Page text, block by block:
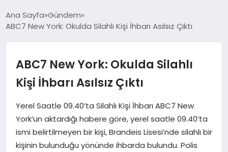
YAŞAM
EKONOMI
GÜNDEM
MAGAZIN
Ana Sayfa Gündem
ABC7 New York: Okulda Silahlı Kişi İhbarı Asılsız Çıktı
ABC7 New York: Okulda Silahlı
Kişi İhbarı Asılsız Çıktı
Yerel Saatle 09.40’ta Silahlı Kişi İhbarı ABC7 New
York’un aktardığı habere göre, yerel saatle 09.40’ta
ismi belirtilmeyen bir kişi, Brandeis Lisesi’nde silahlı bir
kişinin bulunduğu yönünde ihbarda bulundu. Polis